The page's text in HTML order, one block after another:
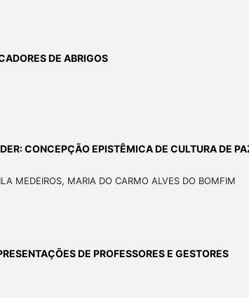
DE ABRIGOS
CONCEPÇÃO EPISTÊMICA DE CULTURA DE
MEDEIROS, MARIA DO CARMO ALVES DO BOMFIM
DE PROFESSORES E GESTORES